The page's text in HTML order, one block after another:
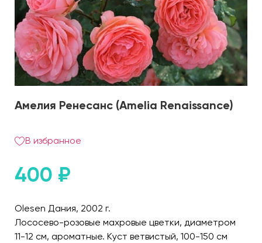
Амелия Ренесанс (Amelia Renaissance)
В избранное
400 ₽
Olesen Дания, 2002 г.
Лососево-розовые махровые цветки, диаметром
11-12 см, ароматные. Куст ветвистый, 100-150 см